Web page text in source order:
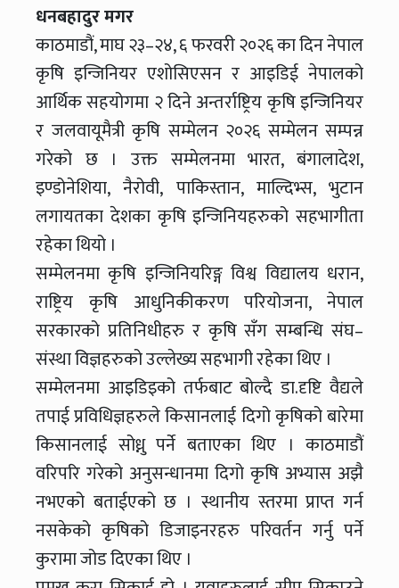
धनबहादुर मगर
काठमाडौं, माघ २३–२४, ६ फरवरी २०२६ का दिन नेपाल
कृषि इन्जिनियर एशोसिएसन र आइडिई नेपालको
आर्थिक सहयोगमा २ दिने अन्तर्राष्ट्रिय कृषि इन्जिनियर
र जलवायूमैत्री कृषि सम्मेलन २०२६ सम्मेलन सम्पन्न
गरेको छ । उक्त सम्मेलनमा भारत, बंगालादेश,
इण्डोनेशिया, नैरोवी, पाकिस्तान, माल्दिभ्स, भुटान
लगायतका देशका कृषि इन्जिनियहरुको सहभागीता
रहेका थियो ।
सम्मेलनमा कृषि इन्जिनियरिङ्ग विश्व विद्यालय धरान,
राष्ट्रिय कृषि आधुनिकीकरण परियोजना, नेपाल
सरकारको प्रतिनिधीहरु र कृषि सँग सम्बन्धि संघ–
संस्था विज्ञहरुको उल्लेख्य सहभागी रहेका थिए ।
सम्मेलनमा आइडिइको तर्फबाट बोल्दै डा.दृष्टि वैद्यले
तपाई प्रविधिज्ञहरुले किसानलाई दिगो कृषिको बारेमा
किसानलाई सोध्नु पर्ने बताएका थिए । काठमाडौं
वरिपरि गरेको अनुसन्धानमा दिगो कृषि अभ्यास अझै
नभएको बताईएको छ । स्थानीय स्तरमा प्राप्त गर्न
नसकेको कृषिको डिजाइनरहरु परिवर्तन गर्नु पर्ने
कुरामा जोड दिएका थिए ।